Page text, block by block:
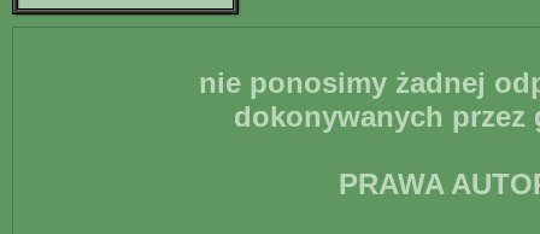
nie ponosimy żadnej
dokonywanych
PRAWA